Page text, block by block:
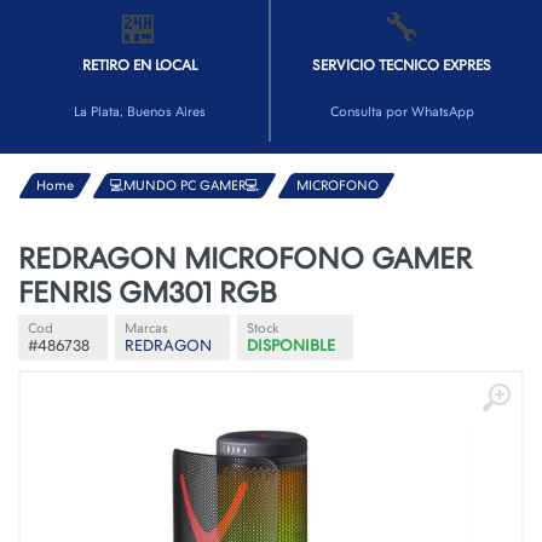
🏪
RETIRO EN LOCAL
La Plata, Buenos Aires
🔧
SERVICIO TECNICO EXPRES
Consulta por WhatsApp
Home 💻MUNDO PC GAMER💻 MICROFONO
REDRAGON MICROFONO GAMER
FENRIS GM301 RGB
Cod
#486738
Marcas
REDRAGON
Stock
DISPONIBLE